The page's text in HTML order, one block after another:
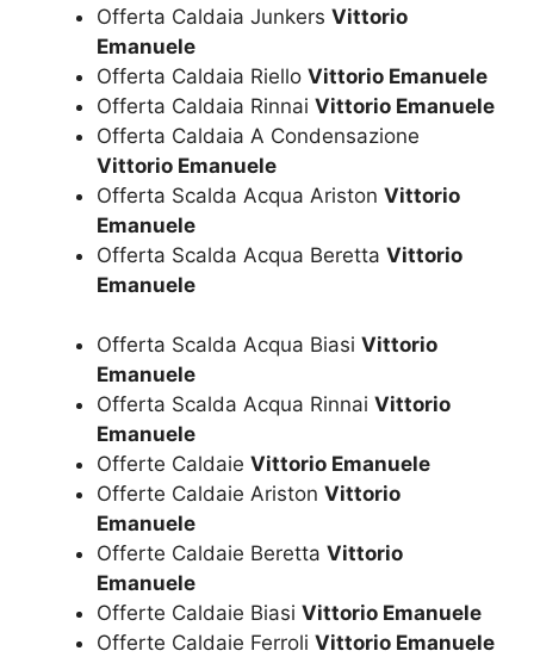
Offerta Caldaia Junkers Vittorio
Emanuele
Offerta Caldaia Riello Vittorio Emanuele
Offerta Caldaia Rinnai Vittorio Emanuele
Offerta Caldaia A Condensazione
Vittorio Emanuele
Offerta Scalda Acqua Ariston Vittorio
Emanuele
Offerta Scalda Acqua Beretta Vittorio
Emanuele
Offerta Scalda Acqua Biasi Vittorio
Emanuele
Offerta Scalda Acqua Rinnai Vittorio
Emanuele
Offerte Caldaie Vittorio Emanuele
Offerte Caldaie Ariston Vittorio
Emanuele
Offerte Caldaie Beretta Vittorio
Emanuele
Offerte Caldaie Biasi Vittorio Emanuele
Offerte Caldaie Ferroli Vittorio Emanuele